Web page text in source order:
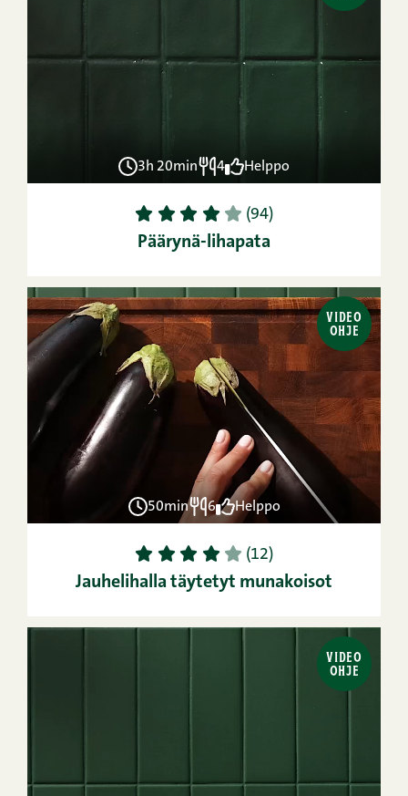
3h 20min 4 Helppo
1 2 3 4 5 (94)
Päärynä-lihapata
VIDEO
OHJE
50min 6 Helppo
1 2 3 4 5 (12)
Jauhelihalla täytetyt munakoisot
VIDEO
OHJE